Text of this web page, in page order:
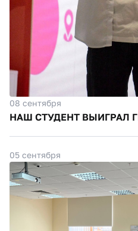
08 сентября
НАШ СТУДЕНТ ВЫИГРАЛ
05 сентября